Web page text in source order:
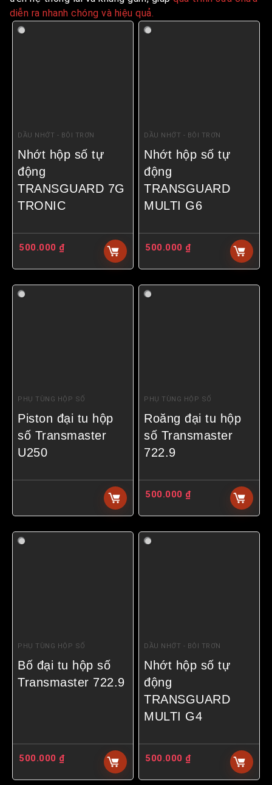
diễn ra nhanh chóng và hiệu quả.
DẦU NHỚT - BÔI TRƠN
Nhớt hộp số tự
động
TRANSGUARD 7G
TRONIC
500.000 ₫
DẦU NHỚT - BÔI TRƠN
Nhớt hộp số tự
động
TRANSGUARD
MULTI G6
500.000 ₫
PHỤ TÙNG HỘP SỐ
Piston đại tu hộp
số Transmaster
U250
PHỤ TÙNG HỘP SỐ
Roăng đại tu hộp
số Transmaster
722.9
500.000 ₫
PHỤ TÙNG HỘP SỐ
Bố đại tu hộp số
Transmaster 722.9
500.000 ₫
DẦU NHỚT - BÔI TRƠN
Nhớt hộp số tự
động
TRANSGUARD
MULTI G4
500.000 ₫